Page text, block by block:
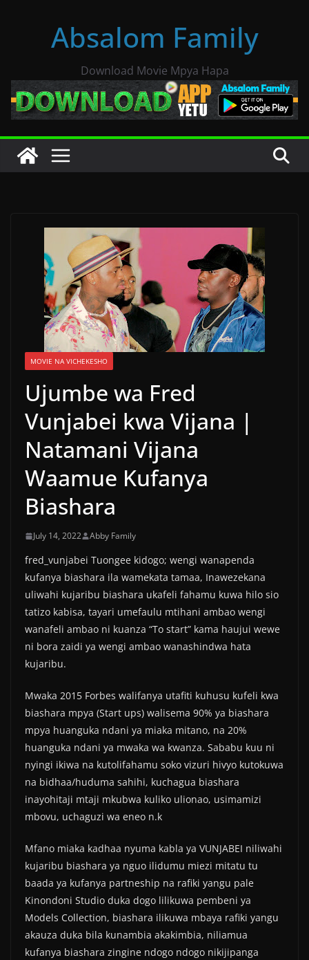
Absalom Family
Download Movie Mpya Hapa
MOVIE NA VICHEKESHO
Ujumbe wa Fred
Vunjabei kwa Vijana |
Natamani Vijana
Waamue Kufanya
Biashara
July 14, 2022 Abby Family
fred_vunjabei Tuongee kidogo; wengi wanapenda
kufanya biashara ila wamekata tamaa, Inawezekana
uliwahi kujaribu biashara ukafeli fahamu kuwa hilo sio
tatizo kabisa, tayari umefaulu mtihani ambao wengi
wanafeli ambao ni kuanza “To start” kama haujui wewe
ni bora zaidi ya wengi ambao wanashindwa hata
kujaribu.
Mwaka 2015 Forbes walifanya utafiti kuhusu kufeli kwa
biashara mpya (Start ups) walisema 90% ya biashara
mpya huanguka ndani ya miaka mitano, na 20%
huanguka ndani ya mwaka wa kwanza. Sababu kuu ni
nyingi ikiwa na kutolifahamu soko vizuri hivyo kutokuwa
na bidhaa/huduma sahihi, kuchagua biashara
inayohitaji mtaji mkubwa kuliko ulionao, usimamizi
mbovu, uchaguzi wa eneo n.k
Mfano miaka kadhaa nyuma kabla ya VUNJABEI niliwahi
kujaribu biashara ya nguo ilidumu miezi mitatu tu
baada ya kufanya partneship na rafiki yangu pale
Kinondoni Studio duka dogo lilikuwa pembeni ya
Models Collection, biashara ilikuwa mbaya rafiki yangu
akauza duka bila kunambia akakimbia, niliamua
kufanya biashara zingine ndogo ndogo nikijipanga